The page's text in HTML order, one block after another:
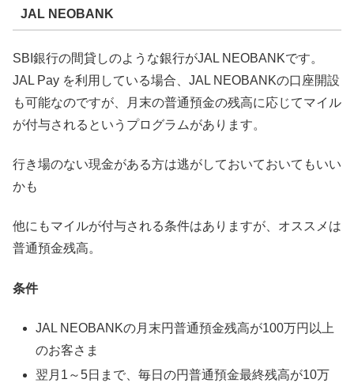
JAL NEOBANK
SBI銀行の間貸しのような銀行がJAL NEOBANKです。
JAL Pay を利用している場合、JAL NEOBANKの口座開設
も可能なのですが、月末の普通預金の残高に応じてマイル
が付与されるというプログラムがあります。
行き場のない現金がある方は逃がしておいておいてもいい
かも
他にもマイルが付与される条件はありますが、オススメは
普通預金残高。
条件
JAL NEOBANKの月末円普通預金残高が100万円以上
のお客さま
翌月1～5日まで、毎日の円普通預金最終残高が10万